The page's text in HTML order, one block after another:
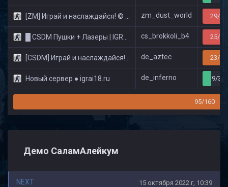
[ZM] Играй и наслаждайся! © Zombie Show zm_dust_world 29/32
█ CSDM Пушки + Лазеры | IGRAI18.RU ツ █ cs_brokkoli_b4 25/32
[CSDM] Играй и наслаждайся! © Classic de_aztec 23/32
Новый сервер ● igrai18.ru de_inferno 9/32
95/160
Демо СаламАлейкум
NEXT 15 октября 2022 г, 10:39